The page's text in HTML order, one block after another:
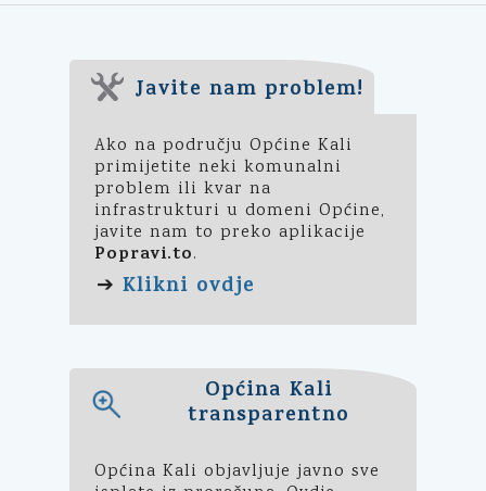
Javite nam problem!
Ako na području Općine Kali
primijetite neki komunalni
problem ili kvar na
infrastrukturi u domeni Općine,
javite nam to preko aplikacije
Popravi.to.
➔ Klikni ovdje
Općina Kali
transparentno
Općina Kali objavljuje javno sve